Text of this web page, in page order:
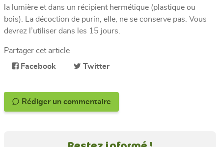
la lumière et dans un récipient hermétique (plastique ou
bois). La décoction de purin, elle, ne se conserve pas. Vous
devrez l’utiliser dans les 15 jours.
Partager cet article
Facebook
Twitter
Rédiger un commentaire